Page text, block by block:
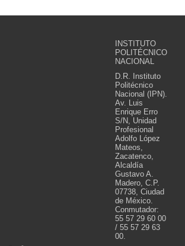
INSTITUTO
POLITÉCNICO
NACIONAL
D.R. Instituto
Politécnico
Nacional (IPN).
Av. Luis
Enrique Erro
S/N, Unidad
Profesional
Adolfo López
Mateos,
Zacatenco,
Alcaldía
Gustavo A.
Madero, C.P.
07738, Ciudad
de México.
Conmutador:
55 57 29 60 00
/ 55 57 29 63
00.